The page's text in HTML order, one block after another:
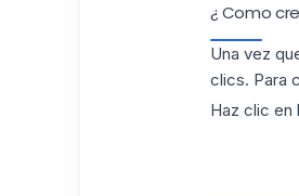
¿ Como
Una vez
clics. Para
Haz clic en